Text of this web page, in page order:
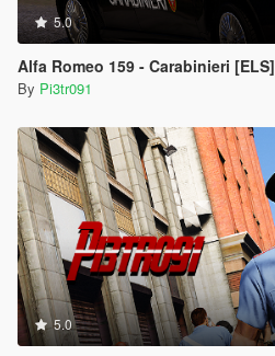
5.0
Alfa Romeo 159 - Carabinieri [ELS]
By Pi3tr091
5.0